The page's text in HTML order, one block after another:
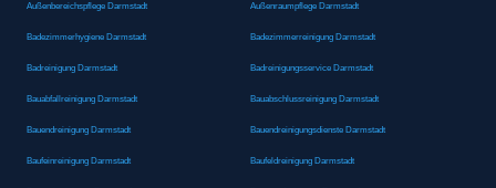
Außenbereichspflege Darmstadt Außenraumpflege Darmstadt
Badezimmerhygiene Darmstadt Badezimmerreinigung Darmstadt
Badreinigung Darmstadt Badreinigungsservice Darmstadt
Bauabfallreinigung Darmstadt Bauabschlussreinigung Darmstadt
Bauendreinigung Darmstadt Bauendreinigungsdienste Darmstadt
Baufeinreinigung Darmstadt Baufeldreinigung Darmstadt